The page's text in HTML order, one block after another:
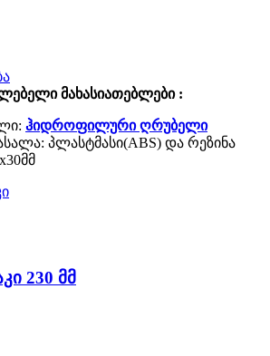
მახასიათებლები :
ჰიდროფილური ღრუბელი
პლასტმასი(ABS) და რეზინა
230 მმ